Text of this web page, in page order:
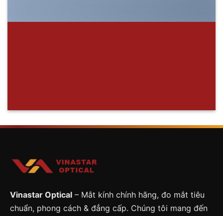
Vinastar Optical – Mắt kính chính hãng, đo mắt tiêu
chuẩn, phong cách & đẳng cấp. Chúng tôi mang đến